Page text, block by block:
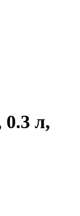
л,